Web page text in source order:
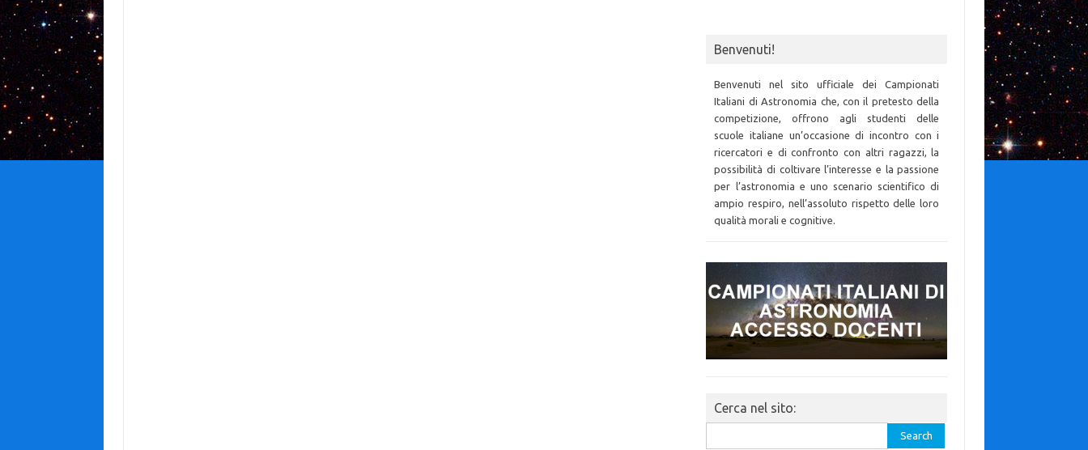
Benvenuti!
Benvenuti nel sito ufficiale dei Campionati
Italiani di Astronomia che, con il pretesto della
competizione, offrono agli studenti delle
scuole italiane un’occasione di incontro con i
ricercatori e di confronto con altri ragazzi, la
possibilità di coltivare l’interesse e la passione
per l’astronomia e uno scenario scientifico di
ampio respiro, nell’assoluto rispetto delle loro
qualità morali e cognitive.
Cerca nel sito: